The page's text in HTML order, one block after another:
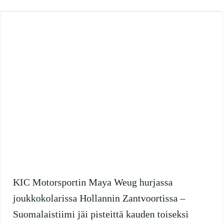
KIC Motorsportin Maya Weug hurjassa
joukkokolarissa Hollannin Zantvoortissa –
Suomalaistiimi jäi pisteittä kauden toiseksi